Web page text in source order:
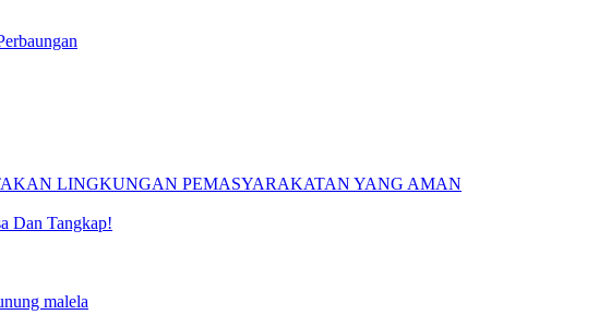
LINGKUNGAN PEMASYARAKATAN YANG AMAN
Dan Tangkap!
malela